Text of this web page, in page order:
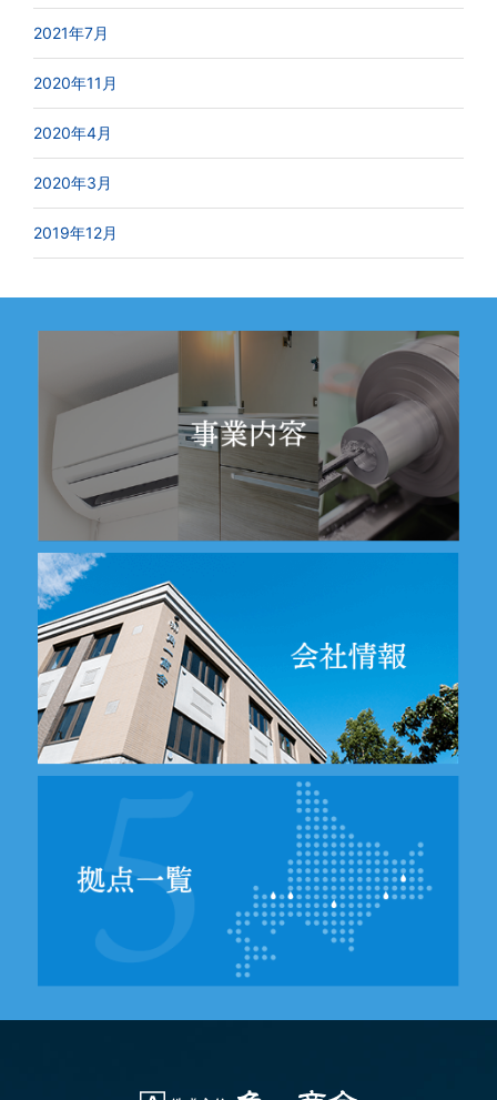
2021年7月
2020年11月
2020年4月
2020年3月
2019年12月